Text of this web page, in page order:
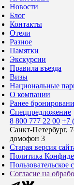
Новости
Блог
Контакты
Отели
Разное
Памятки
Экскурсии
Правила въезда
Визы
Национальные
О компании
Ранее
Спецпредложение
8 800 777 22 00 +7
Санкт-Петербург,
домофон 3
Старая версия
Политика
Пользовательское
Согласие на